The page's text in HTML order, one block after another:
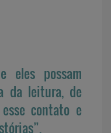
eles possam
da leitura, de
contato e